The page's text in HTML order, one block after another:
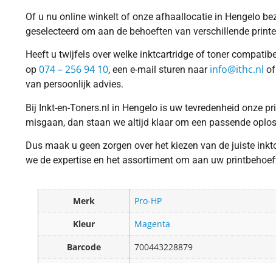
Of u nu online winkelt of onze afhaallocatie in Hengelo
geselecteerd om aan de behoeften van verschillende
Heeft u twijfels over welke inktcartridge of toner
op 074 – 256 94 10, een e-mail sturen naar info@ithc.nl
van persoonlijk advies.
Bij Inkt-en-Toners.nl in Hengelo is uw tevredenheid onze
misgaan, dan staan we altijd klaar om een passende
Dus maak u geen zorgen over het kiezen van de juiste
we de expertise en het assortiment om aan uw
Merk
Pro-HP
Kleur
Magenta
Barcode
700443228879